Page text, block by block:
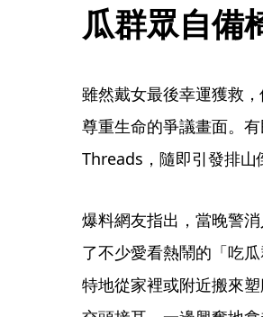
瓜群眾自備
雖然戴女最後幸運獲救
尊重生命的爭議畫面。
Threads，隨即引發排山
爆料網友指出，當晚警
了不少愛看熱鬧的「吃
特地從家裡或附近搬來